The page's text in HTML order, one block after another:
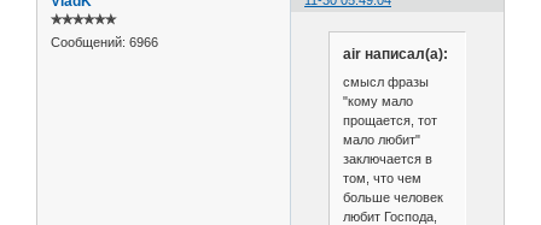
✯✯✯✯✯✯
Сообщений: 6966
air написал(а):
смысл фразы
"кому мало
прощается, тот
мало любит"
заключается в
том, что чем
больше человек
любит Господа,